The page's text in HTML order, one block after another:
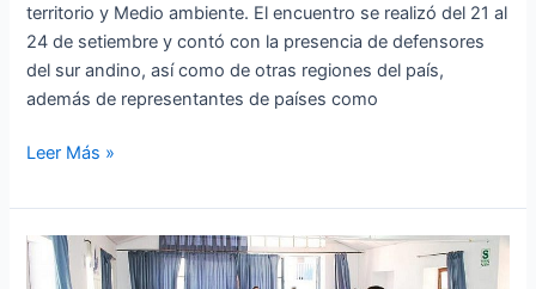
territorio y Medio ambiente. El encuentro se realizó del 21 al
24 de setiembre y contó con la presencia de defensores
del sur andino, así como de otras regiones del país,
además de representantes de países como
Leer Más »
Hoy
inició